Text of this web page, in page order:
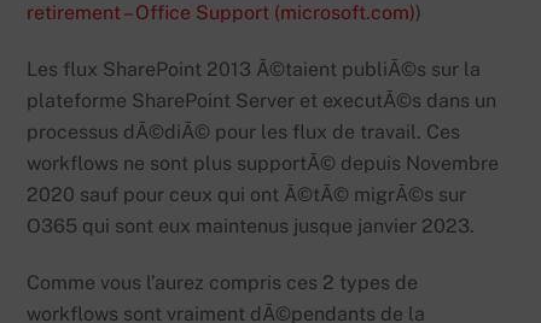
retirement – Office Support (microsoft.com))
Les flux SharePoint 2013 Ã©taient publiÃ©s sur la
plateforme SharePoint Server et executÃ©s dans un
processus dÃ©diÃ© pour les flux de travail. Ces
workflows ne sont plus supportÃ© depuis Novembre
2020 sauf pour ceux qui ont Ã©tÃ© migrÃ©s sur
O365 qui sont eux maintenus jusque janvier 2023.
Comme vous l’aurez compris ces 2 types de
workflows sont vraiment dÃ©pendants de la